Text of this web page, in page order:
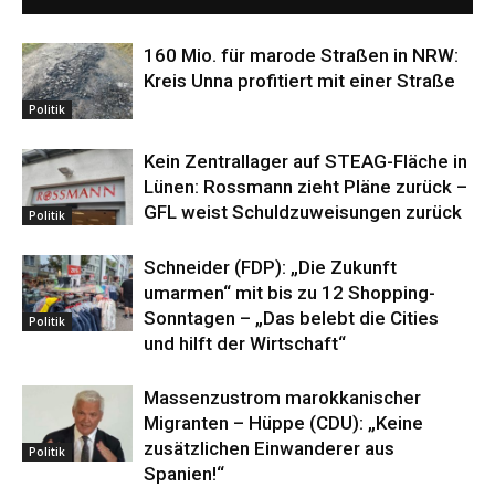
Politik
160 Mio. für marode Straßen in NRW:
Kreis Unna profitiert mit einer Straße
Politik
Kein Zentrallager auf STEAG-Fläche in
Lünen: Rossmann zieht Pläne zurück –
GFL weist Schuldzuweisungen zurück
Politik
Schneider (FDP): „Die Zukunft
umarmen“ mit bis zu 12 Shopping-
Sonntagen – „Das belebt die Cities
und hilft der Wirtschaft“
Politik
Massenzustrom marokkanischer
Migranten – Hüppe (CDU): „Keine
zusätzlichen Einwanderer aus
Spanien!“